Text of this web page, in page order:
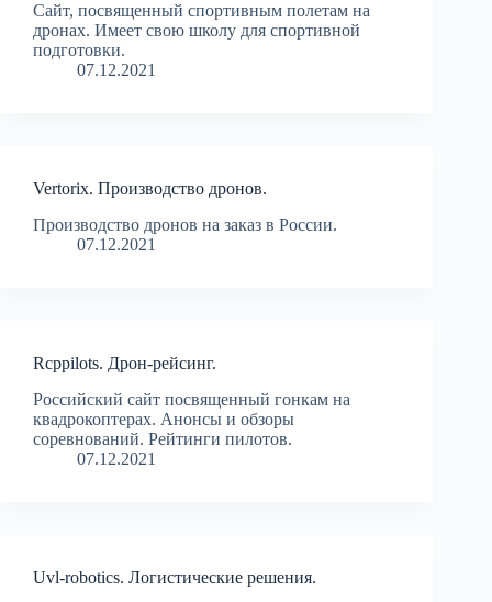
Сайт, посвященный спортивным полетам на
дронах. Имеет свою школу для спортивной
подготовки.
07.12.2021
Vertorix. Производство дронов.
Производство дронов на заказ в России.
07.12.2021
Rcppilots. Дрон-рейсинг.
Российский сайт посвященный гонкам на
квадрокоптерах. Анонсы и обзоры
соревнований. Рейтинги пилотов.
07.12.2021
Uvl-robotics. Логистические решения.